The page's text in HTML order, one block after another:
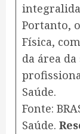
Portanto,
Física,
da área
Saúde.
Fonte:
Saúde.